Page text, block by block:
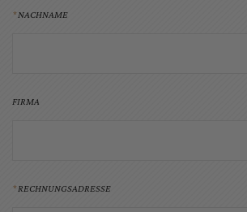
NACHNAME
FIRMA
RECHNUNGSADRESSE